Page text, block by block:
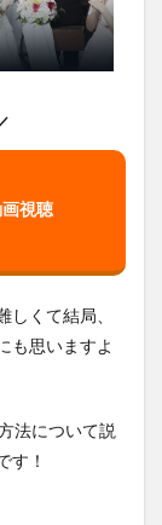
視聴
くて結局、
も思いますよ
法について説
す！